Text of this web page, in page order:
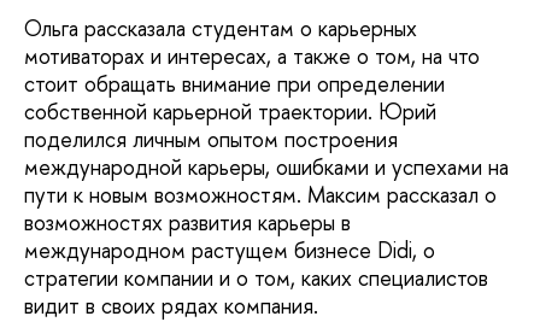
Ольга рассказала студентам о карьерных
мотиваторах и интересах, а также о том, на что
стоит обращать внимание при определении
собственной карьерной траектории. Юрий
поделился личным опытом построения
международной карьеры, ошибками и успехами на
пути к новым возможностям. Максим рассказал о
возможностях развития карьеры в
международном растущем бизнесе Didi, о
стратегии компании и о том, каких специалистов
видит в своих рядах компания.